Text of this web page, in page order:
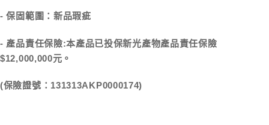
- 保固範圍：新品瑕疵
- 產品責任保險:本產品已投保新光產物產品責任保險
$12,000,000元。
(保險證號： 131313AKP0000174)